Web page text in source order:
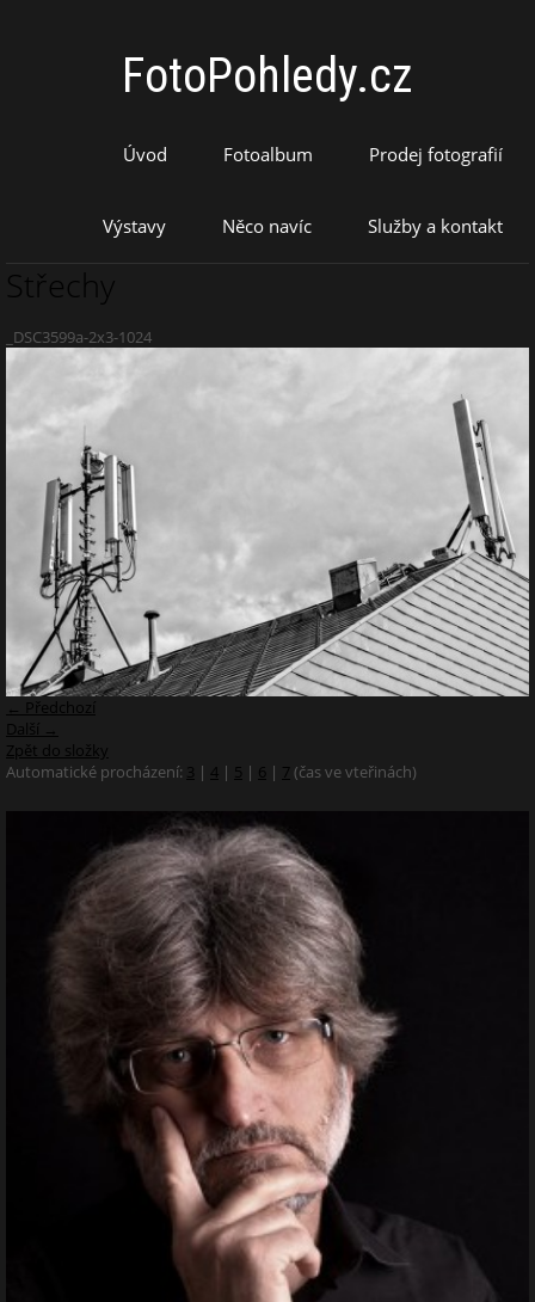
FotoPohledy.cz
Úvod Fotoalbum Prodej fotografií
Výstavy Něco navíc Služby a kontakt
Střechy
_DSC3599a-2x3-1024
← Předchozí
Další →
Zpět do složky
Automatické procházení: 3 | 4 | 5 | 6 | 7 (čas ve vteřinách)